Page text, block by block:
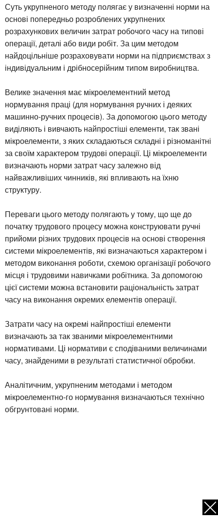
Суть укрупненого методу полягає у визначенні норми на
основі попередньо розроблених укрупнених
розрахункових величин затрат робочого часу на типові
операції, деталі або види робіт. За цим методом
найдоцільніше розраховувати норми на підприємствах з
індивідуальним і дрібносерійним типом виробництва.
Велике значення має мікроелементний метод
нормування праці (для нормування ручних і деяких
машинно-ручних процесів). За допомогою цього методу
виділяють і вивчають найпростіші елементи, так звані
мікроелементи, з яких складаються складні і різноманітні
за своїм характером трудові операції. Ці мікроелементи
визначають норми затрат часу залежно від
найважливіших чинників, які впливають на їхню
структуру.
Переваги цього методу полягають у тому, що ще до
початку трудового процесу можна конструювати ручні
прийоми різних трудових процесів на основі створення
системи мікроелементів, які визначаються характером і
методом виконання роботи, схемою організації робочого
місця і трудовими навичками робітника. За допомогою
цієї системи можна встановити раціональність затрат
часу на виконання окремих елементів операції.
Затрати часу на окремі найпростіші елементи
визначають за так званими мікроелементними
нормативами. Ці нормативи є сподіваними величинами
часу, знайденими в результаті статистичної обробки.
Аналітичним, укрупненим методами і методом
мікроелементно-го нормування визначаються технічно
обгрунтовані норми.